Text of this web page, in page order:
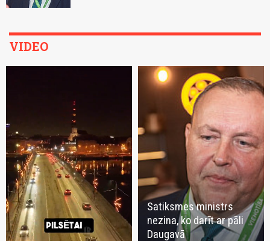
VIDEO
Satiksmes ministrs
nezina, ko darīt ar pāli
Daugavā